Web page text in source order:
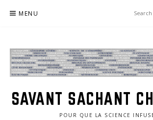
MENU
SAVANT SACHANT
POUR QUE LA SCIENCE